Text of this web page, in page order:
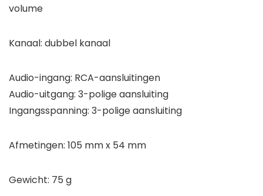
volume
Kanaal: dubbel kanaal
Audio-ingang: RCA-aansluitingen
Audio-uitgang: 3-polige aansluiting
Ingangsspanning: 3-polige aansluiting
Afmetingen: 105 mm x 54 mm
Gewicht: 75 g